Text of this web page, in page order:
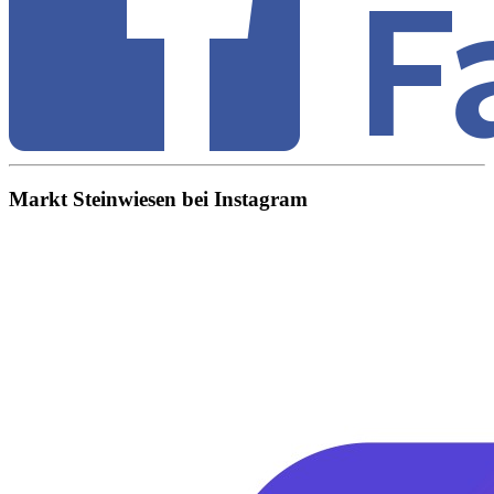
Markt Steinwiesen bei Instagram